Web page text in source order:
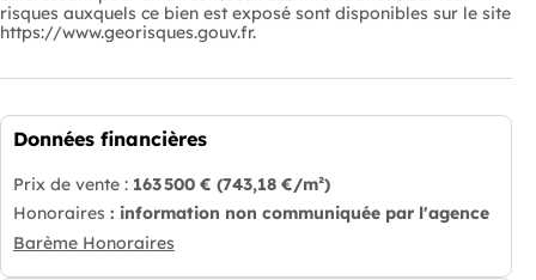
risques auxquels ce bien est exposé sont disponibles sur le site
https://www.georisques.gouv.fr.
Données financières
Prix de vente : 163 500 € (743,18 €/m²)
Honoraires : information non communiquée par l'agence
Barème Honoraires